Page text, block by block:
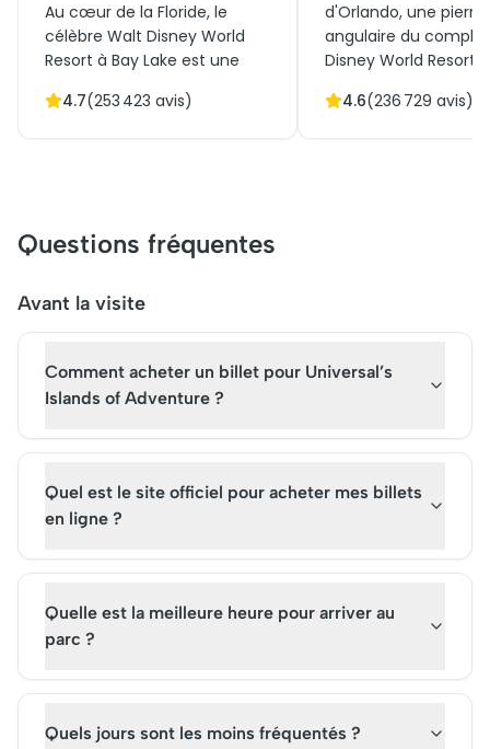
Au cœur de la Floride, le
célèbre Walt Disney World
Resort à Bay Lake est une
inaugurée en 1971. Ce
innovantes et ses paysages
naturels luxuriants.
offrir une expérience
du tourisme mondial. Pour
vivre cette magie, les billets
incontournables.
4.7(253 423 avis)
d'Orlando, une pierre
angulaire du
Disney World Resort,
révolutionnant le
Les billets pour la
de son statut culturel
4.6(236 729 avis)
Questions fréquentes
Avant la visite
Comment acheter un billet pour Universal’s
Islands of Adventure ?
Quel est le site officiel pour acheter mes billets
en ligne ?
Quelle est la meilleure heure pour arriver au
parc ?
Quels jours sont les moins fréquentés ?